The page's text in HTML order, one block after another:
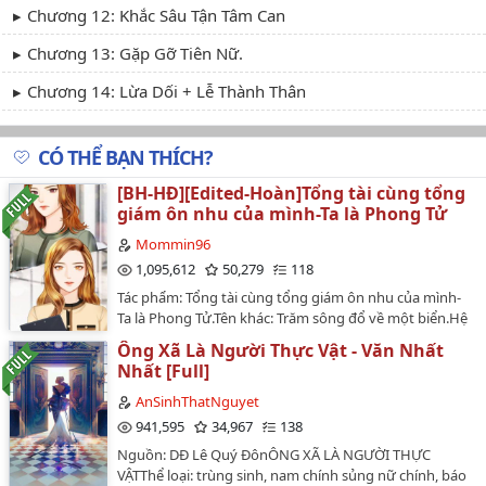
Chương 12: Khắc Sâu Tận Tâm Can
Chương 13: Gặp Gỡ Tiên Nữ.
Chương 14: Lừa Dối + Lễ Thành Thân
Chương 15: Lễ Thành Thần 2.
Chương 16: Ta...ta (H)
Chương 17: Ta Rất Yêu Người (H Và H)
Chương 18: Điều Ta Lo Lắng.
Chương 19: Kim Phụng Điện.
Chap 20: Thiên Mệnh Kiếm
Chap 21: Điệp Nhân Tộc
Chap 22: Nợ Duyên?
Chap 23: Bắt Đầu- Gặp Gỡ
Chap 24: Sợ?- Món Quà?
CÓ THỂ BẠN THÍCH?
[BH-HĐ][Edited-Hoàn]Tổng tài cùng tổng
giám ôn nhu của mình-Ta là Phong Tử
Mommin96
1,095,612
50,279
118
Tác phẩm: Tổng tài cùng tổng giám ôn nhu của mình-
Ta là Phong Tử.Tên khác: Trăm sông đổ về một biển.Hệ
liệt: Tổng tài lại gọi tôi tới nhà chị ấy!Nhân vật chính:
Tổng giám ôn nhu ngây thơ (Diệp Đồng) x tổng tài cao
quý lãnh diễm (Lâm Túc). Tổng giám thụ, tổng tài
công.Một đôi ngự tỷ, tuổi tác kém nhau 8 tuổi, trêu
chọc lẫn nhau, cưng chìu lẫn nhau.Nội dung: ngọt văn,
lại.Editor: Min.…
Ông Xã Là Người Thực Vật - Văn Nhất
Nhất [Full]
AnSinhThatNguyet
941,595
34,967
138
Nguồn: DĐ Lê Quý ĐônÔNG XÃ LÀ NGƯỜI THỰC
VẬTThể loại: trùng sinh, nam chính sủng nữ chính, báo